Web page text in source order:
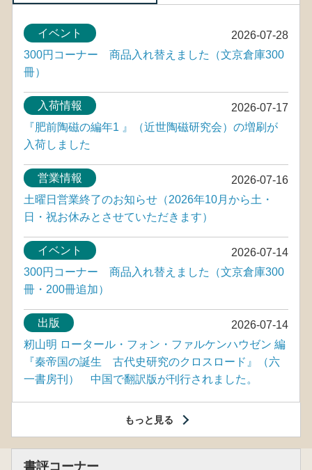
2026-07-28
イベント
300円コーナー 商品入れ替えました（文京倉庫300
冊）
2026-07-17
入荷情報
『肥前陶磁の編年1 』（近世陶磁研究会）の増刷が
入荷しました
2026-07-16
営業情報
土曜日営業終了のお知らせ（2026年10月から土・
日・祝お休みとさせていただきます）
2026-07-14
イベント
300円コーナー 商品入れ替えました（文京倉庫300
冊・200冊追加）
2026-07-14
出版
籾山明 ロータール・フォン・ファルケンハウゼン 編
『秦帝国の誕生 古代史研究のクロスロード』（六
一書房刊） 中国で翻訳版が刊行されました。
もっと見る
書評コーナー